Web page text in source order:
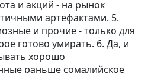
и акций - на рынок
артефактами. 5.
и прочие - только для
готово умирать. 6. Да, и
хорошо
раньше сомалийское